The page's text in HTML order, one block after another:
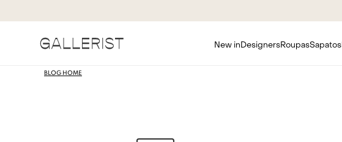
New in DesignersRoupasSapatos
BLOG HOME